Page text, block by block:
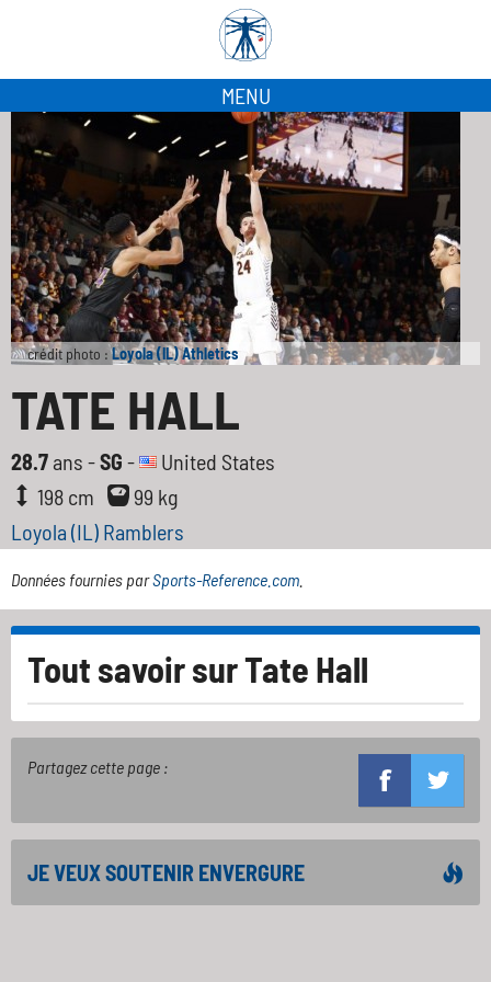
MENU
crédit photo :Loyola (IL) Athletics
TATE HALL
28.7 ans -SG -
United States
198 cm
99 kg
Loyola (IL) Ramblers
Données fournies parSports-Reference.com
Tout savoir surTate Hall
Partagez cette page :
JE VEUX SOUTENIR ENVERGURE